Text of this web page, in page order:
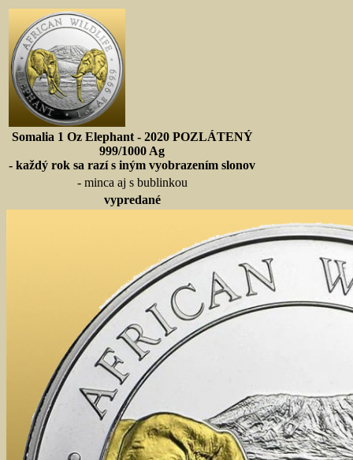
Somalia 1 Oz Elephant - 2020 POZLÁTENÝ
999/1000 Ag
- každý rok sa razí s iným vyobrazením slonov
- minca aj s bublinkou
vypredané